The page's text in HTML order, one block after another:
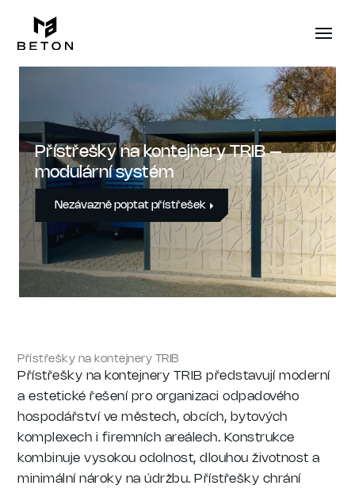
Přístřešky na kontejnery TRIB –
modulární systém
Nezávazně poptat přístřešek
Přístřešky na kontejnery TRIB
Přístřešky na kontejnery TRIB představují moderní
a estetické řešení pro organizaci odpadového
hospodářství ve městech, obcích, bytových
komplexech i firemních areálech. Konstrukce
kombinuje vysokou odolnost, dlouhou životnost a
minimální nároky na údržbu. Přístřešky chrání